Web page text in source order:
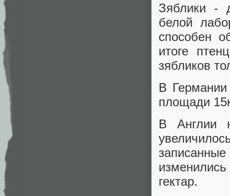
Зяблики -
белой
способен
итоге
зябликов
В
площади
В Англии
гектар.